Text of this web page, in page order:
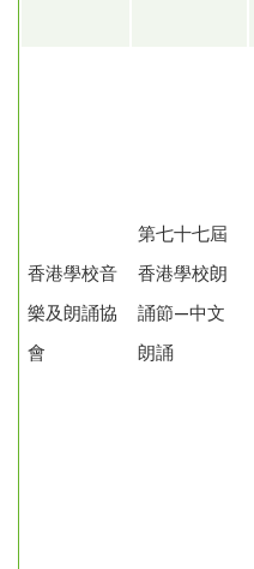
香港學校音
樂及朗誦協
會
第七十七屆
香港學校朗
誦節—中文
朗誦